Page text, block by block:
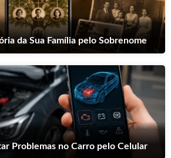
da Sua Família pelo Sobrenome
Problemas no Carro pelo Celular